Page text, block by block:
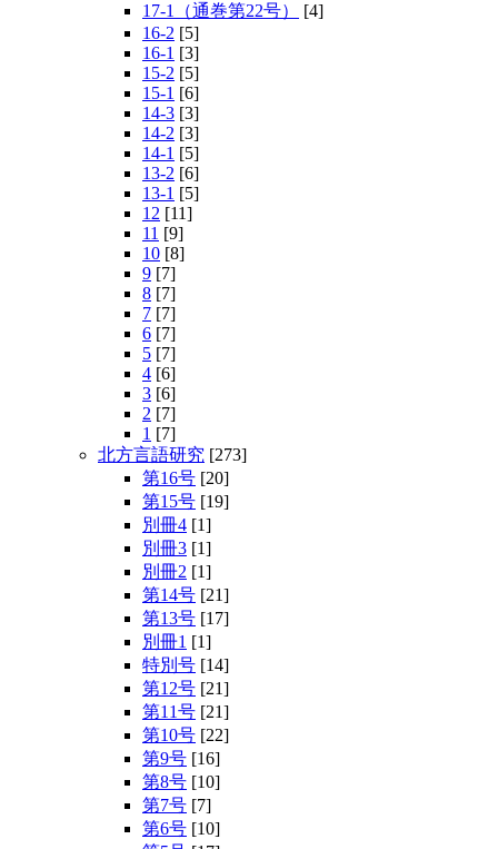
17-1（通巻第22号）
[4]
16-2 [5]
16-1 [3]
15-2 [5]
15-1 [6]
14-3 [3]
14-2 [3]
14-1 [5]
13-2 [6]
13-1 [5]
12 [11]
11 [9]
10 [8]
9 [7]
8 [7]
7 [7]
6 [7]
5 [7]
4 [6]
3 [6]
2 [7]
1 [7]
北方言語研究 [273]
第16号 [20]
第15号 [19]
別冊4 [1]
別冊3 [1]
別冊2 [1]
第14号 [21]
第13号 [17]
別冊1 [1]
特別号 [14]
第12号 [21]
第11号 [21]
第10号 [22]
第9号 [16]
第8号 [10]
第7号 [7]
第6号 [10]